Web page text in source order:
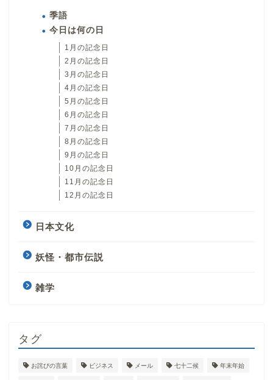
季語
今日は何の日
1月の記念日
2月の記念日
3月の記念日
4月の記念日
5月の記念日
6月の記念日
7月の記念日
8月の記念日
9月の記念日
10月の記念日
11月の記念日
12月の記念日
日本文化
妖怪・都市伝説
雑学
タグ
お詫びの言葉 ビジネス メール 七十二候 年末年始